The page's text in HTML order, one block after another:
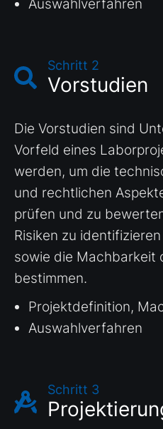
Auswahlverfahren
Schritt 2
Vorstudien
Die Vorstudien sind
Vorfeld eines
werden, um die
und rechtlichen
prüfen und zu
Risiken zu
sowie die Machbarkeit
bestimmen.
Projektdefinition,
Auswahlverfahren
Schritt 3